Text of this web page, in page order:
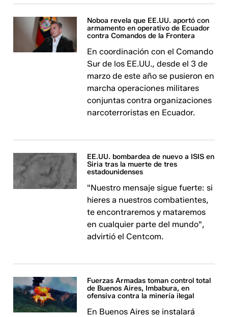
Noboa revela que EE.UU. aportó con
armamento en operativo de Ecuador
contra Comandos de la Frontera
En coordinación con el Comando
Sur de los EE.UU., desde el 3 de
marzo de este año se pusieron en
marcha operaciones militares
conjuntas contra organizaciones
narcoterroristas en Ecuador.
EE.UU. bombardea de nuevo a ISIS en
Siria tras la muerte de tres
estadounidenses
"Nuestro mensaje sigue fuerte: si
hieres a nuestros combatientes,
te encontraremos y mataremos
en cualquier parte del mundo",
advirtió el Centcom.
Fuerzas Armadas toman control total
de Buenos Aires, Imbabura, en
ofensiva contra la minería ilegal
En Buenos Aires se instalará